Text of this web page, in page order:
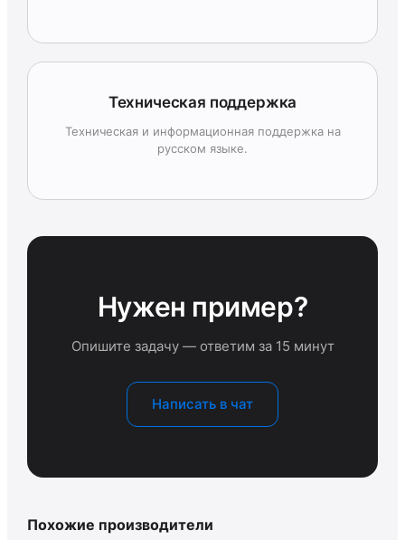
Техническая поддержка
Техническая и информационная поддержка на
русском языке.
Нужен пример?
Опишите задачу — ответим за 15 минут
Написать в чат
Похожие производители